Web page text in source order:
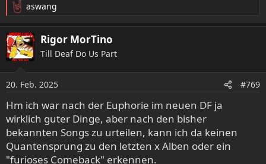
R
e
a
k
t
n
e
n
:
aswang
Rigor MorTino
Till Deaf Do Us Part
20. Feb. 2025 #769
Hm ich war nach der Euphorie im neuen DF ja
wirklich guter Dinge, aber nach den bisher
bekannten Songs zu urteilen, kann ich da keinen
Quantensprung zu den letzten x Alben oder ein
"furioses Comeback" erkennen.